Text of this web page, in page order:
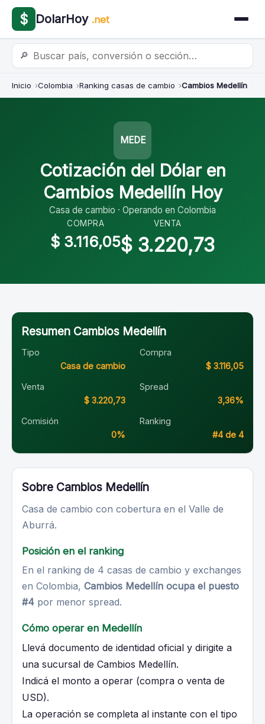
$ DolarHoy .net
🔎
Inicio Colombia Ranking casas de cambio Cambios Medellín
MEDE
Cotización del Dólar en
Cambios Medellín Hoy
Casa de cambio · Operando en Colombia
COMPRA
$ 3.116,05
VENTA
$ 3.220,73
Resumen Cambios Medellín
Tipo
Casa de cambio
Compra
$ 3.116,05
Venta
$ 3.220,73
Spread
3,36%
Comisión
0%
Ranking
#4 de 4
Sobre Cambios Medellín
Casa de cambio con cobertura en el Valle de
Aburrá.
Posición en el ranking
En el ranking de 4 casas de cambio y exchanges
en Colombia, Cambios Medellín ocupa el puesto
#4 por menor spread.
Cómo operar en Medellín
Llevá documento de identidad oficial y dirigite a
una sucursal de Cambios Medellín.
Indicá el monto a operar (compra o venta de
USD).
La operación se completa al instante con el tipo